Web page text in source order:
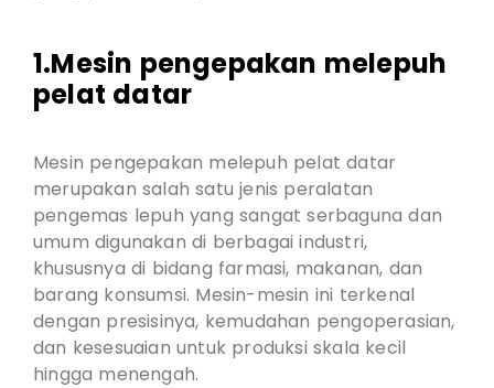
1.Mesin pengepakan melepuh
pelat datar
Mesin pengepakan melepuh pelat datar
merupakan salah satu jenis peralatan
pengemas lepuh yang sangat serbaguna dan
umum digunakan di berbagai industri,
khususnya di bidang farmasi, makanan, dan
barang konsumsi. Mesin-mesin ini terkenal
dengan presisinya, kemudahan pengoperasian,
dan kesesuaian untuk produksi skala kecil
hingga menengah.